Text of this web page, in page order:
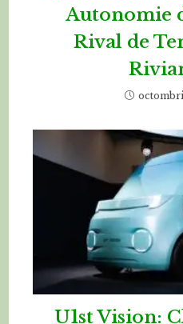
Autonomie
Rival de
U1st Vision: